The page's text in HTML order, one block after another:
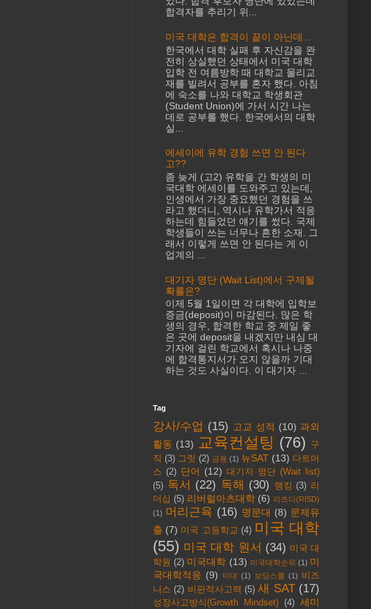
합격자를 추리기 위...
미국 대학은 합격이 끝이 아닌데...
한국에서 대학 실패 후 자신감을 완
전히 상실했던 상태에서 미국 대학
입학 전 여름방학 때 대학교 물리교
재를 빌려서 공부를 혼자 했다. 아침
에 숙소를 나와 대학교 학생회관
(Student Union)에 가서 시간 나는
데로 공부를 했다. 한국에서의 대학
실...
에세이에 유학 경험 쓰면 안 된다
고??
좀 늦게 (고2) 유학을 간 학생의 미
국대학 에세이를 도와주고 있는데,
인생에서 가장 중요했던 경험을 쓰
라고 했더니, 역시나 유학가서 적응
하는데 힘들었던 얘기를 썼다. 국제
학생들이 쓰는 너무나 흔한 소재. 그
래서 이렇게 쓰면 안 된다는 게 이
업계의 ...
대기자 명단 (Wait List)에서 구제될
확률은?
이제 5월 1일이면 각 대학에 입학보
증금(deposit)이 마감된다. 많은 학
생의 경우, 합격한 학교 중 제일 좋
은 곳에 deposit을 내겠지만 내심 대
기자에 걸린 학교에서 혹시나 나중
에 합격통지서가 오지 않을까 기대
하는 것도 사실이다. 이 대기자 ...
Tag
강사/수업 (15) 고교 성적 (10) 과외
활동 (13) 교육컨설팅 (76)
구
직 (3) 그릿 (2) 금융 (1) 뉴SAT (13) 다트머
스 (2) 단어 (12) 대기자 명단 (Wait list)
(5) 독서 (22) 독해 (30) 랭킹 (3) 리
더십 (5) 리버럴아츠대학 (6) 리즈디(RISD)
(1) 머리근육 (16) 명문대 (8) 문제유
출 (7) 미국 고등학교 (4) 미국 대학
(55) 미국 대학 원서 (34) 미국 대
학원 (2) 미국대학 (13) 미국대학순위 (1) 미
국대학적응 (9) 미대 (1) 보딩스쿨 (1) 비즈
니스 (2) 비판적사고력 (5) 새 SAT (17)
성장사고방식(Growth Mindset) (4) 세미